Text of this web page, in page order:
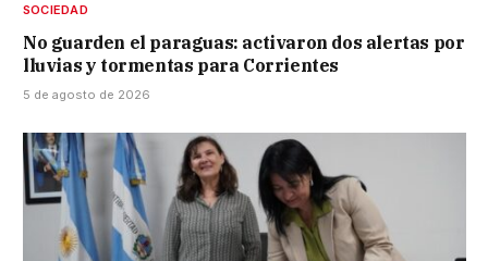
SOCIEDAD
No guarden el paraguas: activaron dos alertas por
lluvias y tormentas para Corrientes
5 de agosto de 2026